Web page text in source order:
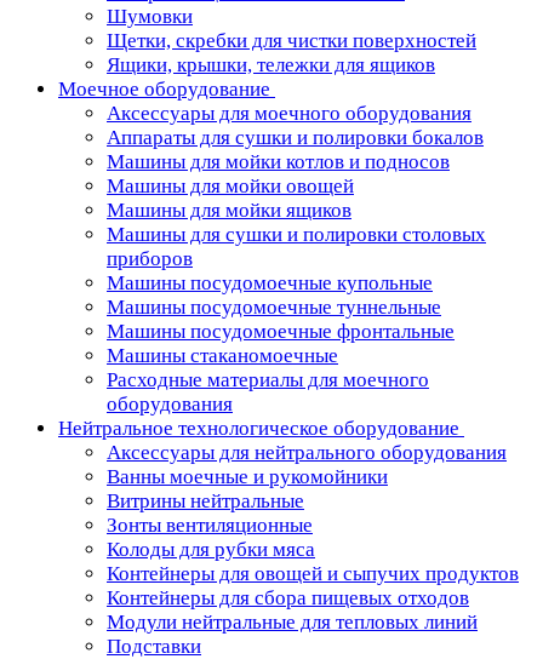
Шумовки
Щетки, скребки для чистки поверхностей
Ящики, крышки, тележки для ящиков
Моечное оборудование
Аксессуары для моечного оборудования
Аппараты для сушки и полировки бокалов
Машины для мойки котлов и подносов
Машины для мойки овощей
Машины для мойки ящиков
Машины для сушки и полировки столовых
приборов
Машины посудомоечные купольные
Машины посудомоечные туннельные
Машины посудомоечные фронтальные
Машины стаканомоечные
Расходные материалы для моечного
оборудования
Нейтральное технологическое оборудование
Аксессуары для нейтрального оборудования
Ванны моечные и рукомойники
Витрины нейтральные
Зонты вентиляционные
Колоды для рубки мяса
Контейнеры для овощей и сыпучих продуктов
Контейнеры для сбора пищевых отходов
Модули нейтральные для тепловых линий
Подставки